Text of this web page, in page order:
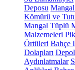
Deposu Mangal
Kömürü ve
Mangal Tüplü
Malzemeleri
Örtüleri Bahçe
Dolapları
Aydınlatmalar